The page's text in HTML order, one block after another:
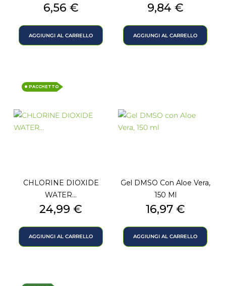
Prezzo
6,56 €
AGGIUNGI AL CARRELLO
Prezzo
9,84 €
AGGIUNGI AL CARRELLO
CHLORINE DIOXIDE
WATER...
Prezzo
24,99 €
AGGIUNGI AL CARRELLO
PACCHETTO
Gel DMSO Con Aloe Vera,
150 Ml
Prezzo
16,97 €
AGGIUNGI AL CARRELLO